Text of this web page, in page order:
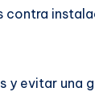
evitar una